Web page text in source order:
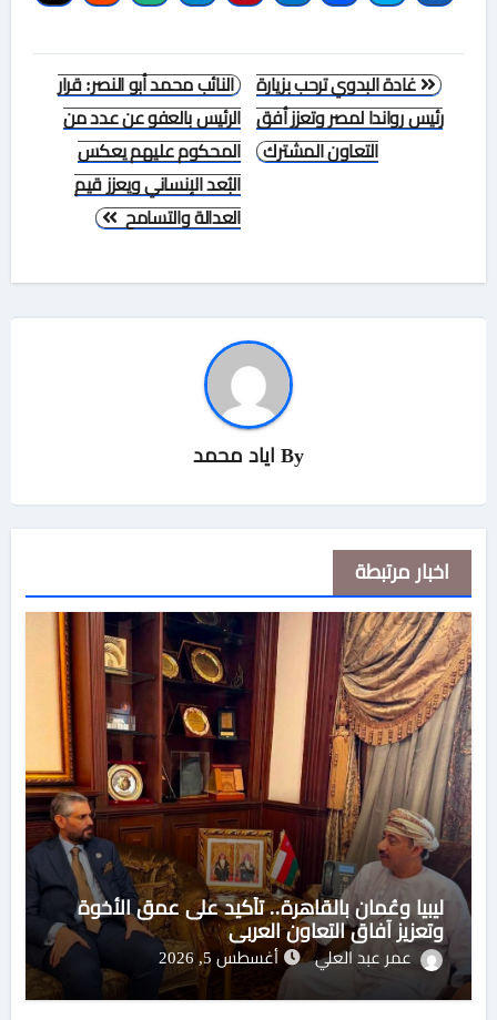
تصفّح
المقالات
النائب محمد أبو النصر: قرار
الرئيس بالعفو عن عدد من
المحكوم عليهم يعكس
البُعد الإنساني ويعزز قيم
العدالة والتسامح
غادة البدوي ترحب بزيارة
رئيس رواندا لمصر وتعزز أفق
التعاون المشترك
By اياد محمد
اخبار مرتبطة
ليبيا وعُمان بالقاهرة.. تأكيد على عمق الأخوة
وتعزيز آفاق التعاون العربي
عمر عبد العلي أغسطس 5, 2026